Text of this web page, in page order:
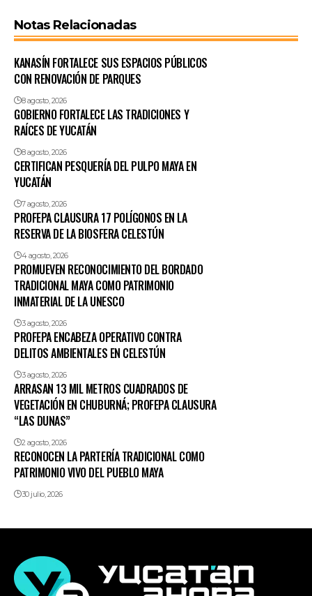
Notas Relacionadas
KANASÍN FORTALECE SUS ESPACIOS PÚBLICOS
CON RENOVACIÓN DE PARQUES
8 agosto, 2026
GOBIERNO FORTALECE LAS TRADICIONES Y
RAÍCES DE YUCATÁN
8 agosto, 2026
CERTIFICAN PESQUERÍA DEL PULPO MAYA EN
YUCATÁN
7 agosto, 2026
PROFEPA CLAUSURA 17 POLÍGONOS EN LA
RESERVA DE LA BIOSFERA CELESTÚN
4 agosto, 2026
PROMUEVEN RECONOCIMIENTO DEL BORDADO
TRADICIONAL MAYA COMO PATRIMONIO
INMATERIAL DE LA UNESCO
3 agosto, 2026
PROFEPA ENCABEZA OPERATIVO CONTRA
DELITOS AMBIENTALES EN CELESTÚN
3 agosto, 2026
ARRASAN 13 MIL METROS CUADRADOS DE
VEGETACIÓN EN CHUBURNÁ; PROFEPA CLAUSURA
“LAS DUNAS”
2 agosto, 2026
RECONOCEN LA PARTERÍA TRADICIONAL COMO
PATRIMONIO VIVO DEL PUEBLO MAYA
30 julio, 2026